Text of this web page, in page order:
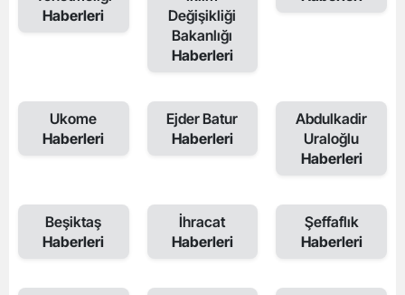
Haberleri
Değişikliği
Bakanlığı
Haberleri
Ukome
Haberleri
Ejder Batur
Haberleri
Abdulkadir
Uraloğlu
Haberleri
Beşiktaş
Haberleri
İhracat
Haberleri
Şeffaflık
Haberleri